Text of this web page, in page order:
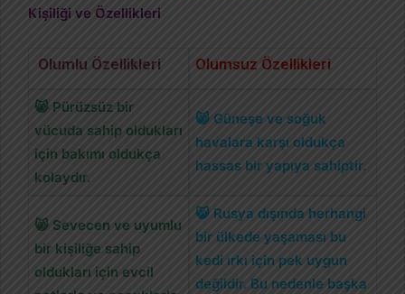
Kişiliği ve Özellikleri
Olumlu Özellikleri Olumsuz Özellikleri
😸 Pürüzsüz bir
vücuda sahip oldukları
için bakımı oldukça
kolaydır.
😸 Güneşe ve soğuk
havalara karşı oldukça
hassas bir yapıya sahiptir.
😸 Sevecen ve uyumlu
bir kişiliğe sahip
oldukları için evcil
😸 Rusya dışında herhangi
bir ülkede yaşaması bu
kedi ırkı için pek uygun
değildir. Bu nedenle başka